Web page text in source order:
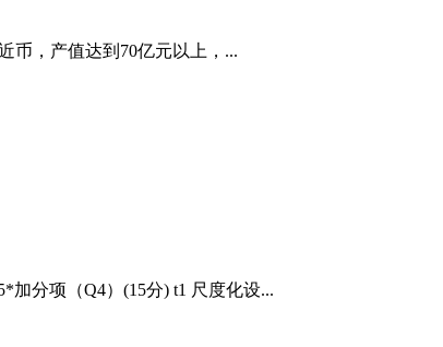
币，产值达到70亿元以上，...
分项（Q4）(15分) t1 尺度化设...